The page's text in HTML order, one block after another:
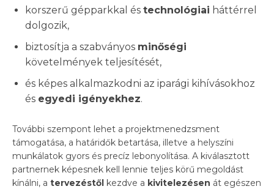
korszerű gépparkkal és technológiai háttérrel
dolgozik,
biztosítja a szabványos minőségi
követelmények teljesítését,
és képes alkalmazkodni az iparági kihívásokhoz
és egyedi igényekhez.
További szempont lehet a projektmenedzsment
támogatása, a határidők betartása, illetve a helyszíni
munkálatok gyors és precíz lebonyolítása. A kiválasztott
partnernek képesnek kell lennie teljes körű megoldást
kínálni, a tervezéstől kezdve a kivitelezésen át egészen